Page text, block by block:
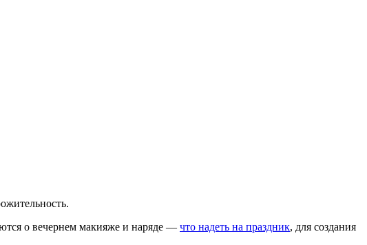
о вечернем макияже и наряде — что надеть на праздник, для создания